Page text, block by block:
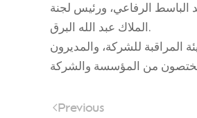
الباسط الرفاعي، ورئيس لجنة
الملاك عبد الله البرق.
للشركة، والمديرون
Previous